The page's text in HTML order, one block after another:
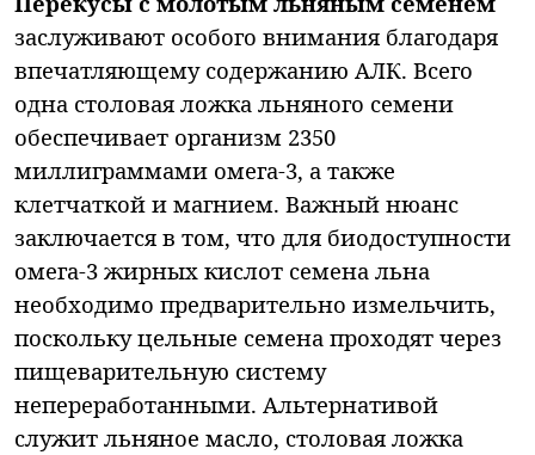
заслуживают особого внимания благодаря
впечатляющему содержанию АЛК. Всего
одна столовая ложка льняного семени
обеспечивает организм 2350
миллиграммами омега-3, а также
клетчаткой и магнием. Важный нюанс
заключается в том, что для биодоступности
омега-3 жирных кислот семена льна
необходимо предварительно измельчить,
поскольку цельные семена проходят через
пищеварительную систему
непереработанными. Альтернативой
служит льняное масло, столовая ложка